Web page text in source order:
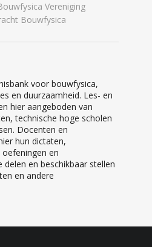
Vereniging
Bouwfysica
voor bouwfysica,
en duurzaamheid. Les- en
hier aangeboden van
technische hoge scholen
Docenten en
hun dictaten,
en
en beschikbaar stellen
en andere